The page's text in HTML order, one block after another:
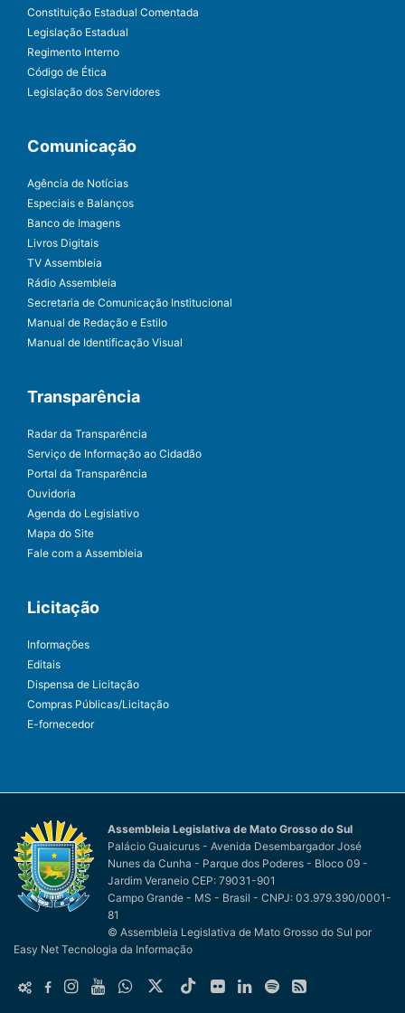
Constituição Estadual Comentada
Legislação Estadual
Regimento Interno
Código de Ética
Legislação dos Servidores
Comunicação
Agência de Notícias
Especiais e Balanços
Banco de Imagens
Livros Digitais
TV Assembleia
Rádio Assembleia
Secretaria de Comunicação Institucional
Manual de Redação e Estilo
Manual de Identificação Visual
Transparência
Radar da Transparência
Serviço de Informação ao Cidadão
Portal da Transparência
Ouvidoria
Agenda do Legislativo
Mapa do Site
Fale com a Assembleia
Licitação
Informações
Editais
Dispensa de Licitação
Compras Públicas/Licitação
E-fornecedor
Assembleia Legislativa de Mato Grosso do Sul
Palácio Guaicurus - Avenida Desembargador José
Nunes da Cunha - Parque dos Poderes - Bloco 09 -
Jardim Veraneio CEP: 79031-901
Campo Grande - MS - Brasil - CNPJ: 03.979.390/0001-
81
© Assembleia Legislativa de Mato Grosso do Sul por
Easy Net Tecnologia da Informação